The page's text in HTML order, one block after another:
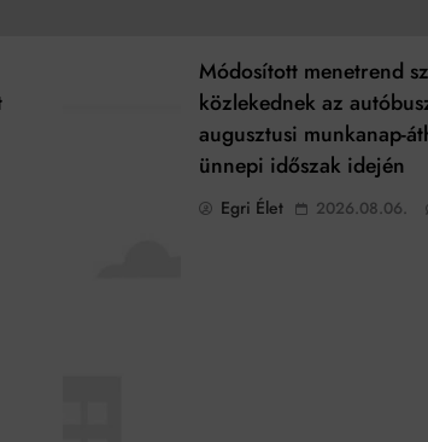
Módosított menetrend
közlekednek az
augusztusi munkanap-
ünnepi időszak idején
Egri Élet 2026.08.06.